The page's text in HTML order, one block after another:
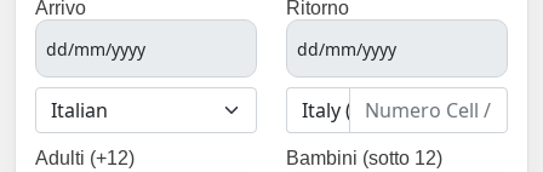
Arrivo Ritorno
Adulti (+12) Bambini (sotto 12)